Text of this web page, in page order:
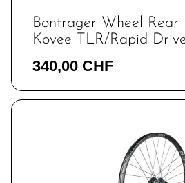
Bontrager Wheel Rear
Kovee TLR/Rapid
340,00 CHF